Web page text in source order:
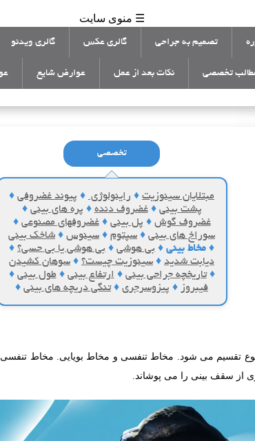
☰ منوی سایت
تصمیم به جراحی گالری عکس گالری ویدئو
تخصصی نکات بعد از عمل عوارض شایع
تخصصی
مبتلایان سینوزیت ♦ راینولوژی ♦ پیوند غضروفی ♦
پشت بینی ♦ غضروف دنده ♦ پره های بینی ♦
غضروف گوش ♦ پل بینی ♦ غضروفهای مصنوعی ♦
سوراخ های بینی ♦ سپتوم ♦ سینوس ♦ شاخک بینی
♦ مخاط بینی ♦ بی هوشی ♦ بی هوشی یا بی حسی؟ ♦
دیابت شدید ♦ سینوزیت چیست؟ ♦ سوهان کشیدن
♦ تاریخچه جراحی بینی ♦ ارتفاع بینی ♦ طول بینی ♦
فیبروز ♦ پیزوسرجری ♦ تنگی دریچه های بینی ♦
نوع تقسیم می شود. مخاط تنفسی و مخاط بویایی. مخاط
از سقف بینی را می پوشاند.